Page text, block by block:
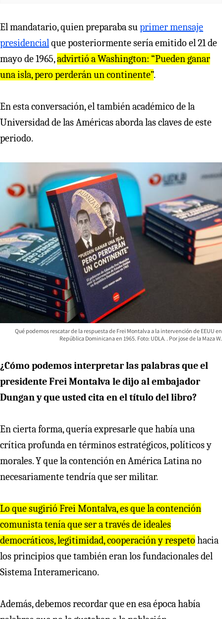
El mandatario, quien preparaba suprimer mensaje
presidencialque posteriormente sería emitido el 21 de
mayo de 1965,advirtió a Washington: “Pueden ganar
una isla, pero perderán un continente”.
En esta conversación, el también académico de la
Universidad de las Américas aborda las claves de este
periodo.
Qué podemos rescatar de la respuesta de Frei Montalva a la intervención de EEUU en
República Dominicana en 1965. Foto: UDLA.
jose de la Maza W.
¿Cómo podemos interpretar las palabras que el
presidente Frei Montalva le dijo al embajador
Dungan y que usted cita en el título del libro?
En cierta forma, quería expresarle que había una
crítica profunda en términos estratégicos, políticos y
morales. Y que la contención en América Latina no
necesariamente tendría que ser militar.
Lo que sugirió Frei Montalva, es que la contención
comunista tenía que sera través de ideales
democráticos, legitimidad, cooperación yrespeto hacia
los principios que también eran los fundacionales del
Sistema Interamericano.
Además, debemos recordar que en esa época había